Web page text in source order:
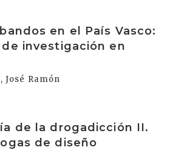
en el País Vasco:
investigación en
José Ramón
de la drogadicción II.
de diseño